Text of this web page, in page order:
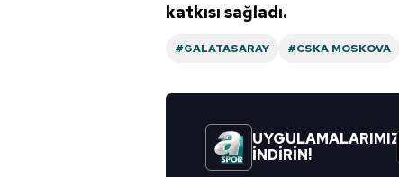
katkısı sağladı.
#GALATASARAY #CSKA MOSKOVA
UYGULAMALARIMIZI
İNDİRİN!